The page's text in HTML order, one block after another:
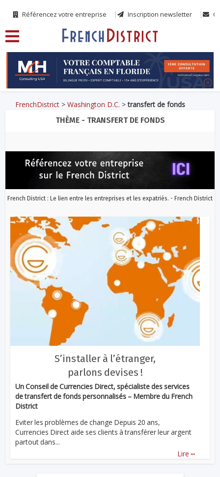
Référencez votre entreprise Inscription newsletter
FrenchDistrict >Washington D.C. >transfert de fonds
THÈME - TRANSFERT DE FONDS
French District : Le lien entre les entreprises et les expatriés. - French District
S’installer à l’étranger,
parlons devises !
Un Conseil de Currencies Direct, spécialiste des services
de transfert de fonds personnalisés – Membre du French
District
Eviter les problèmes de change Depuis 20 ans,
Currencies Direct aide ses clients à transférer leur argent
partout dans...
Lire ...